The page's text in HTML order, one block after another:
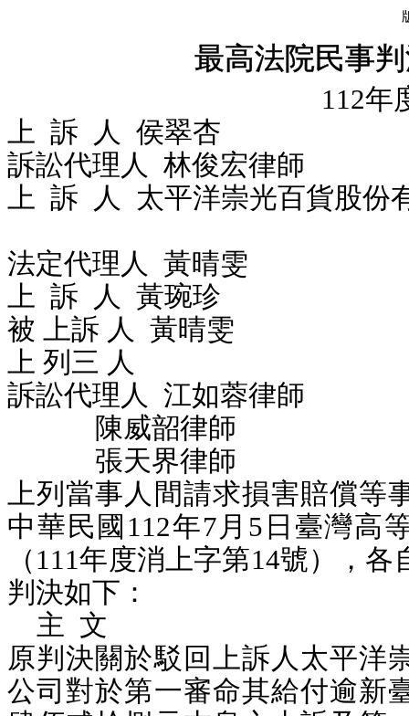
最高法院民事
112年
上 訴 人 侯
訴訟代理人 林俊宏律師
上 訴 人 太平洋崇光百貨股份
法定代理人 黃晴雯
上 訴 人 黃
被 上訴 人 黃晴
上 列三 人
訴訟代理人 江如蓉律師
陳威韶律師
張天界律師
上列當事人間請求損害賠償等
中華民國112年7月5日臺灣高
（111年度消上字第14號），
判決如下：
主 文
原判決關於駁回上訴人太平洋
公司對於第一審命其給付逾新